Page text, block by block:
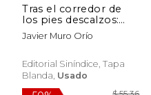
40%
dcto.
Tras el corredor de
los pies descalzos:
Relatos atléticos y
una entrevista
Javier Muro Orío
Editorial Siníndice, Tapa
Blanda, Usado